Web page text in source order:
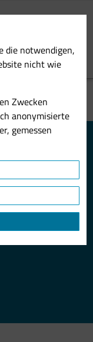
die notwendigen,
nicht wie
Zwecken
anonymisierte
gemessen
und